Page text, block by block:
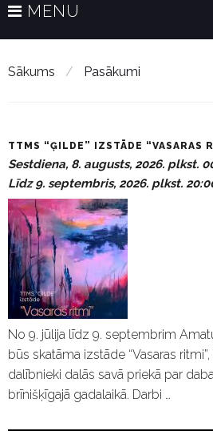
MENU
Sākums / Pasākumi
P
a
s
ā
k
u
m
i
TTMS “ĢILDE” IZSTĀDE “VASARAS
Sestdiena, 8. augusts, 2026. plkst.
Līdz 9. septembris, 2026. plkst.
No 9. jūlija līdz 9. septembrim
būs skatāma izstāde “Vasaras ritmi”,
dalībnieki dalās savā priekā par
brīnišķīgajā gadalaikā. Darbi …